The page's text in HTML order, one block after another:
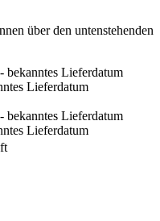
über den untenstehenden
bekanntes Lieferdatum
Lieferdatum
bekanntes Lieferdatum
Lieferdatum